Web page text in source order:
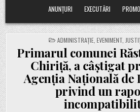
ANUNȚURI
EXECUTĂRI PROMO
POSTED
IN
ADMINISTRAȚIE, EVENIMENT,
Primarul comunei
Chiriță, a câștigat
Agenția Națională
privind un